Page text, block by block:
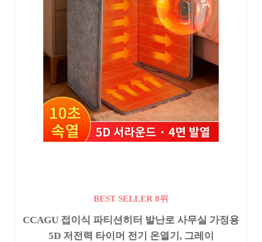
BEST SELLER 8위
CCAGU 접이식 파티션히터 발난로 사무실 가정용
5D 저전력 타이머 전기 온열기, 그레이